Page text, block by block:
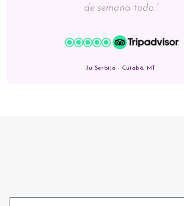
de semana todo.”
Ju Serbija - Cuiabá, MT